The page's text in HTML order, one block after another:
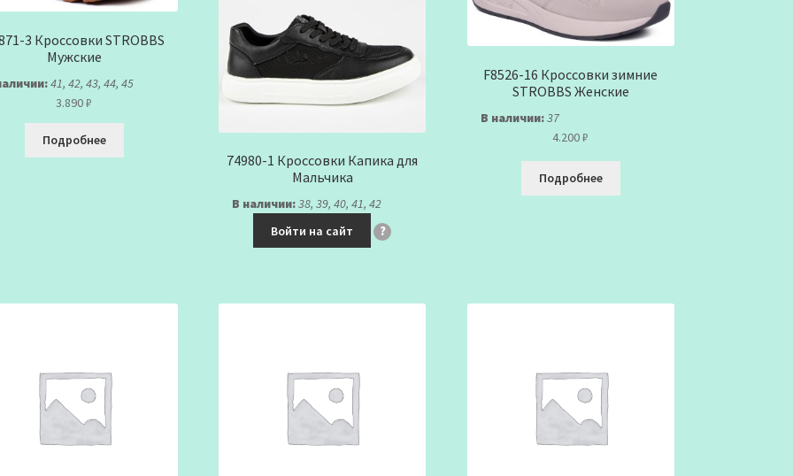
3 Кроссовки STROBBS
Мужские
41, 42, 43, 44, 45
3.890₽
Подробнее
74980-1 Кроссовки Капика для
Мальчика
В наличии:38, 39, 40, 41, 42
Войти на сайт
?
F8526-16 Кроссовки зимние
STROBBS Женские
В наличии:37
4.200₽
Подробнее